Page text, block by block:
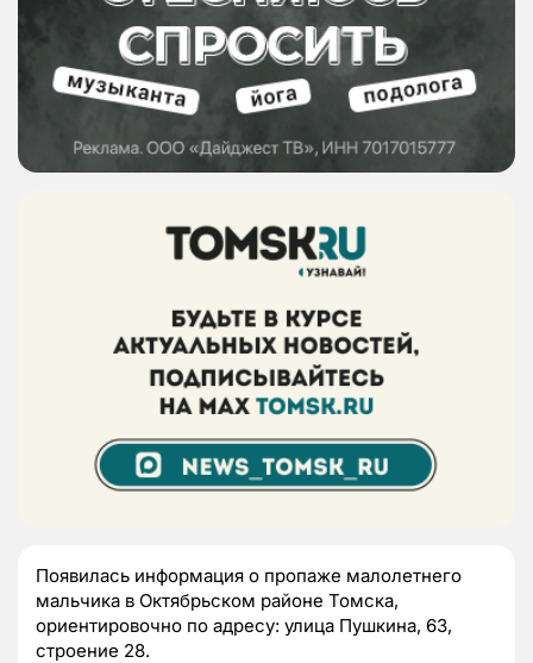
Появилась информация о пропаже малолетнего
мальчика в Октябрьском районе Томска,
ориентировочно по адресу: улица Пушкина, 63,
строение 28.